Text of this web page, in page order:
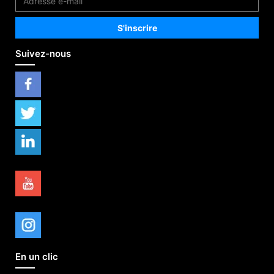
Suivez-nous
En un clic